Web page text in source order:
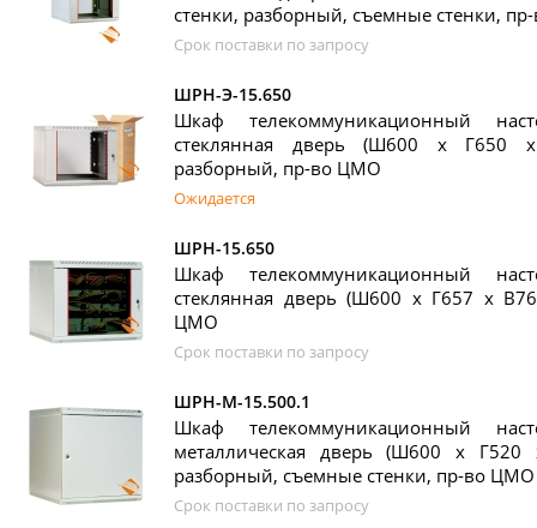
стенки, разборный, съемные стенки,
Срок поставки по запросу
ШРН-Э-15.650
Шкаф телекоммуникационный
стеклянная дверь (Ш600 х Г650
разборный, пр-во ЦМО
Ожидается
ШРН-15.650
Шкаф телекоммуникационный
стеклянная дверь (Ш600 х Г657 х
ЦМО
Срок поставки по запросу
ШРН-М-15.500.1
Шкаф телекоммуникационный
металлическая дверь (Ш600 х
разборный, съемные стенки, пр-во ЦМО
Срок поставки по запросу